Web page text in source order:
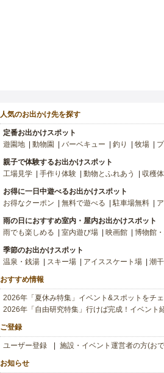
人気のお出かけ先を探す
定番お出かけスポット
遊園地
動物園 バーベキュー 釣り 牧場
親子で体験するお出かけスポット
工場見学
手作り体験 動物とふれあう 収穫
お得に一日中遊べるお出かけスポット
お得なクーポン
無料で遊べる 駐車場無料
雨の日におすすめ室内・屋内お出かけスポット
雨でも楽しめる
室内遊び場 映画館 博物館
季節のお出かけスポット
温泉・銭湯
スキー場 アイススケート場 潮
おすすめ情報
2026年「夏休み特集」イベント&スポットをチ
2026年「自由研究特集」行けば完成！イベント
ご登録
ユーザー登録 施設・イベント運営者の方(お
お知らせ